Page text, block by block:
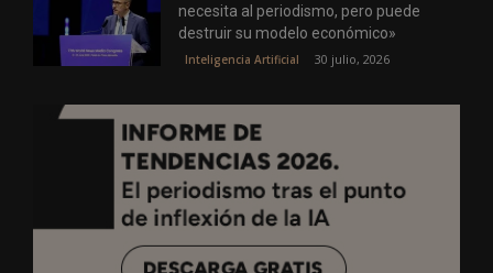
necesita al periodismo, pero puede
destruir su modelo económico»
Inteligencia Artificial 30 julio, 2026